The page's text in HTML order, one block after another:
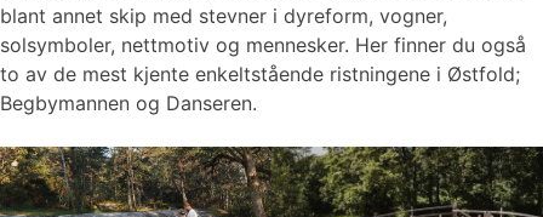
blant annet skip med stevner i dyreform, vogner,
solsymboler, nettmotiv og mennesker. Her finner du også
to av de mest kjente enkeltstående ristningene i Østfold;
Begbymannen og Danseren.